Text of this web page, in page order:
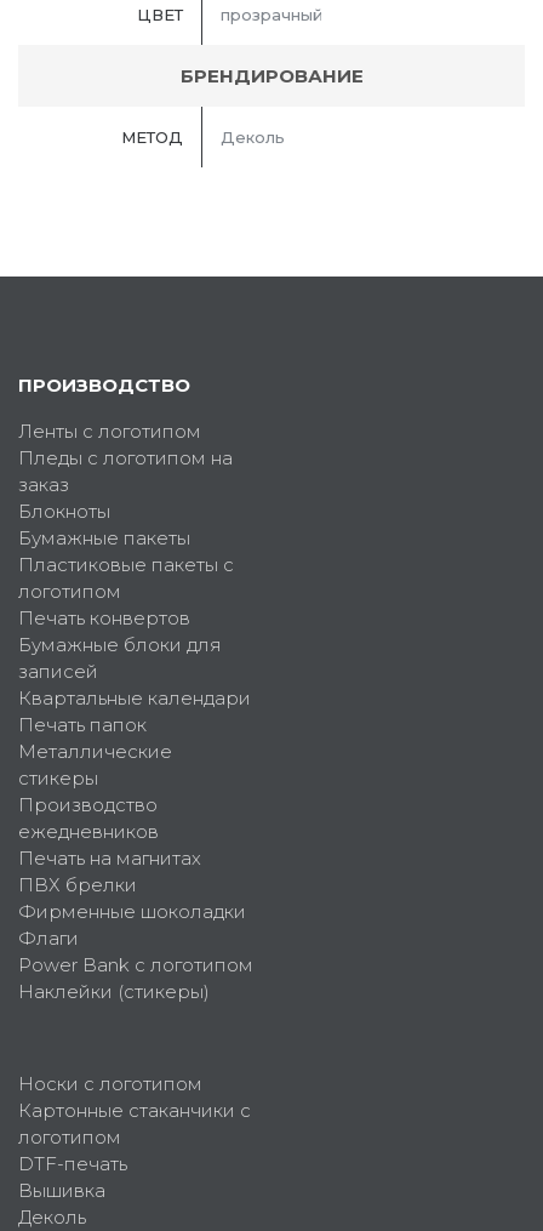
ЦВЕТ прозрачный
БРЕНДИРОВАНИЕ
МЕТОД Деколь
ПРОИЗВОДСТВО
Ленты с логотипом
Пледы с логотипом на
заказ
Блокноты
Бумажные пакеты
Пластиковые пакеты с
логотипом
Печать конвертов
Бумажные блоки для
записей
Квартальные календари
Печать папок
Металлические
стикеры
Производство
ежедневников
Печать на магнитах
ПВХ брелки
Фирменные шоколадки
Флаги
Power Bank с логотипом
Наклейки (стикеры)
Носки с логотипом
Картонные стаканчики с
логотипом
DTF-печать
Вышивка
Деколь